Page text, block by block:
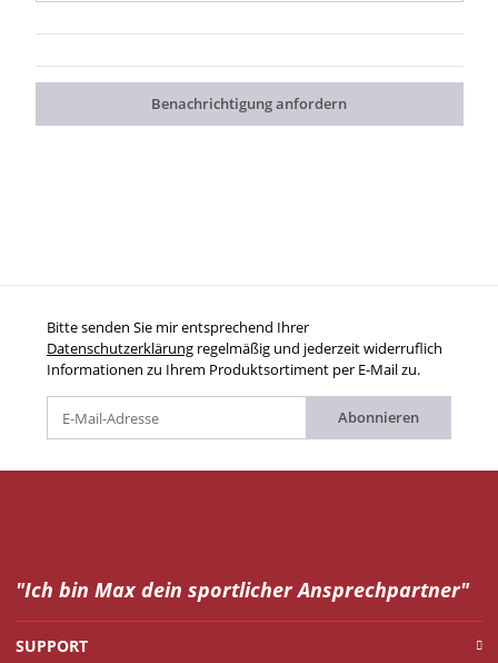
Benachrichtigung anfordern
Bitte senden Sie mir entsprechend Ihrer
Datenschutzerklärung regelmäßig und jederzeit widerruflich
Informationen zu Ihrem Produktsortiment per E-Mail zu.
Abonnieren
"Ich bin Max dein sportlicher Ansprechpartner"
SUPPORT